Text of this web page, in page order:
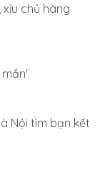
chủ hàng
Nội tìm bạn kết